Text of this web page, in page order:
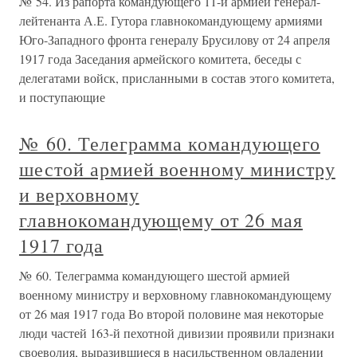
лейтенанта А.Е. Гутора главнокомандующему армиями
Юго-Западного фронта генералу Брусилову от 24 апреля
1917 года Заседания армейского комитета, беседы с
делегатами войск, присланными в состав этого комитета,
и поступающие
№ 60. Телеграмма командующего
шестой армией военному министру
и верховному
главнокомандующему от 26 мая
1917 года
№ 60. Телеграмма командующего шестой армией
военному министру и верховному главнокомандующему
от 26 мая 1917 года Во второй половине мая некоторые
люди частей 163-й пехотной дивизии проявили признаки
своеволия, выразившиеся в насильственном овладении